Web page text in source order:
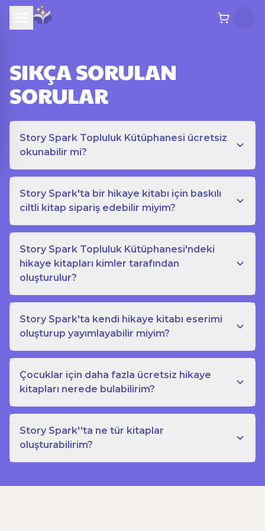
SIKÇA SORULAN
SORULAR
Story Spark Topluluk Kütüphanesi ücretsiz
okunabilir mi?
Story Spark'ta bir hikaye kitabı için baskılı
ciltli kitap sipariş edebilir miyim?
Story Spark Topluluk Kütüphanesi'ndeki
hikaye kitapları kimler tarafından
oluşturulur?
Story Spark'ta kendi hikaye kitabı eserimi
oluşturup yayımlayabilir miyim?
Çocuklar için daha fazla ücretsiz hikaye
kitapları nerede bulabilirim?
Story Spark''ta ne tür kitaplar
oluşturabilirim?